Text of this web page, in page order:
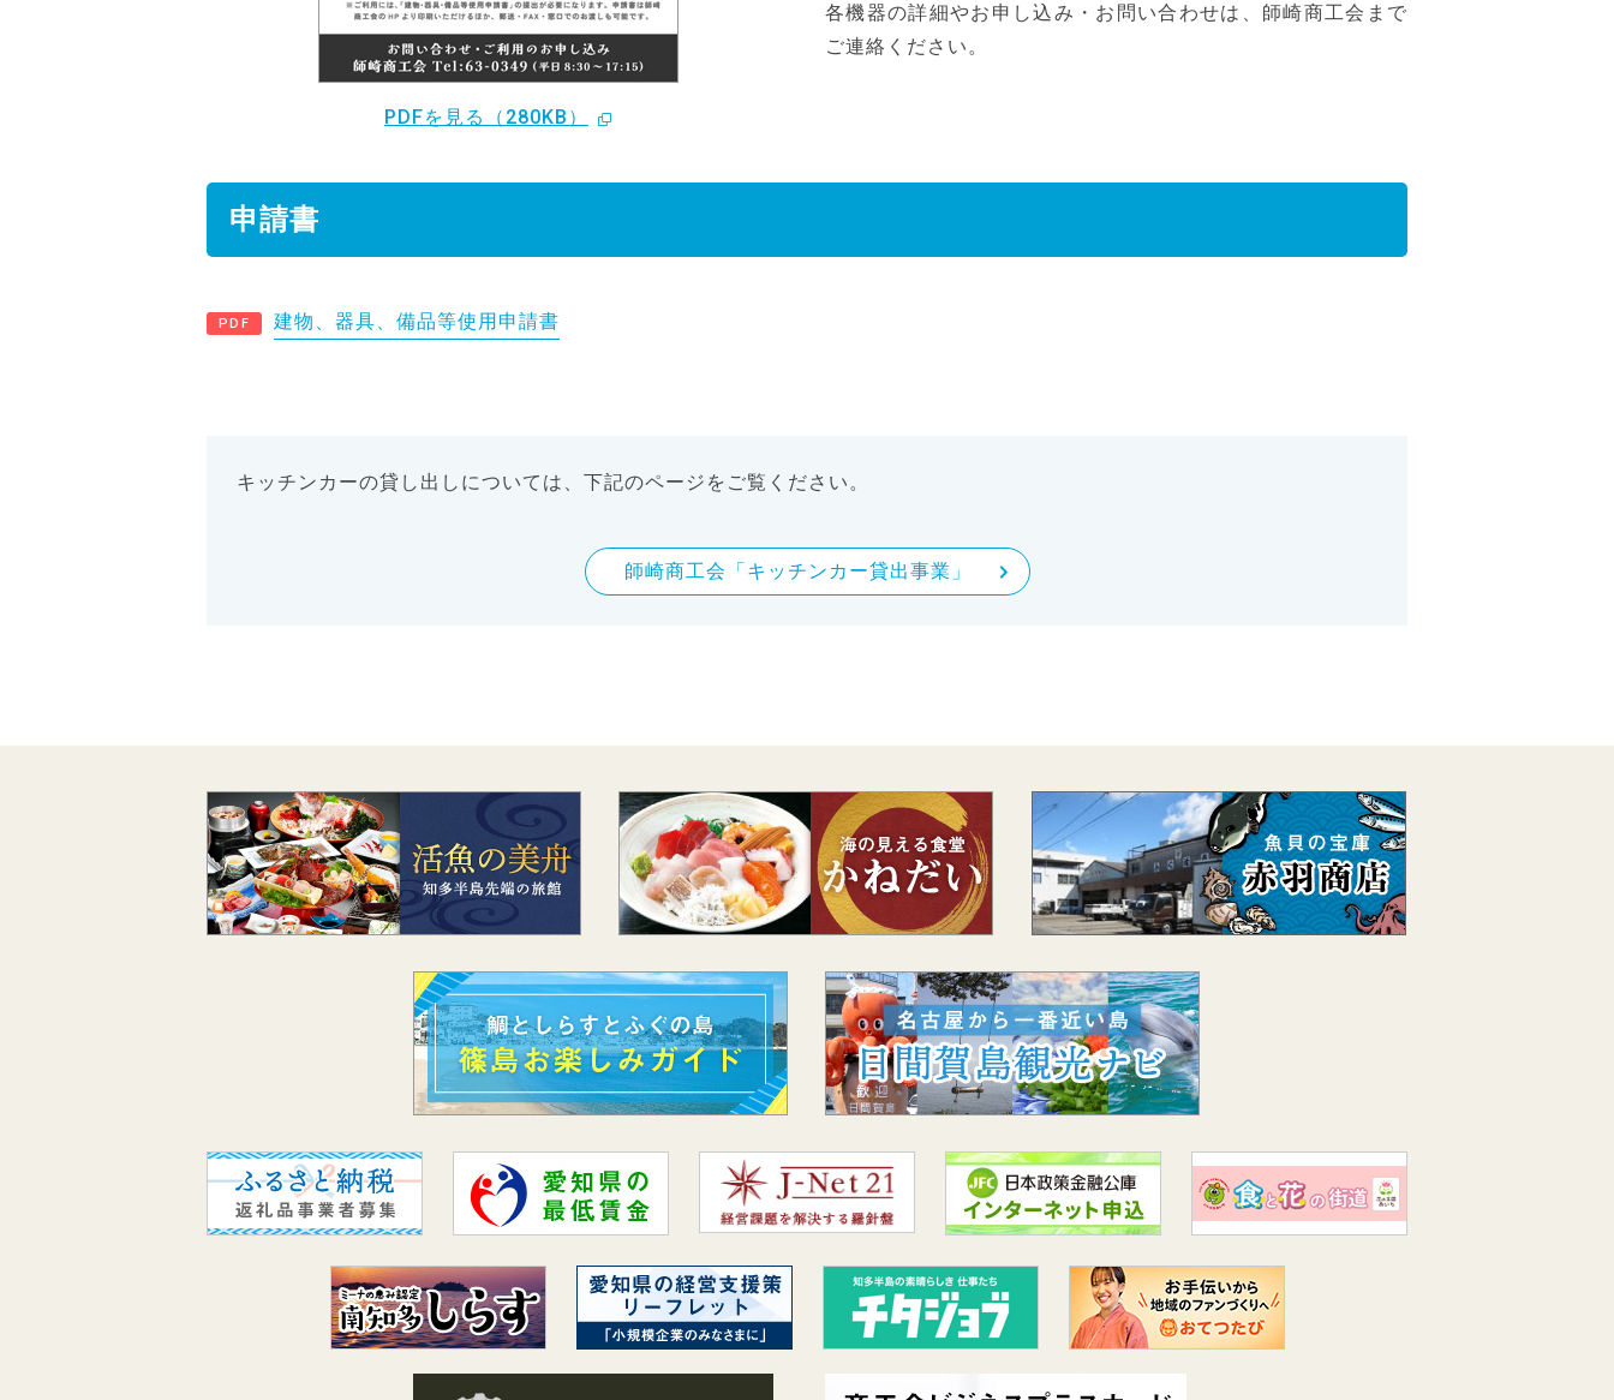
PDFを見る（280KB）
各機器の詳細やお申し込み・お問い合わせは、師崎商工会まで
ご連絡ください。
申請書
建物、器具、備品等使用申請書
キッチンカーの貸し出しについては、下記のページをご覧ください。
師崎商工会「キッチンカー貸出事業」